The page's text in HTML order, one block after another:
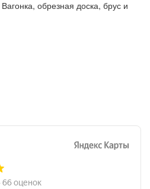
Вагонка, обрезная доска, брус и